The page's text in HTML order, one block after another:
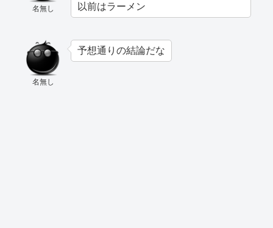
名無し
以前はラーメン
名無し
予想通りの結論だな